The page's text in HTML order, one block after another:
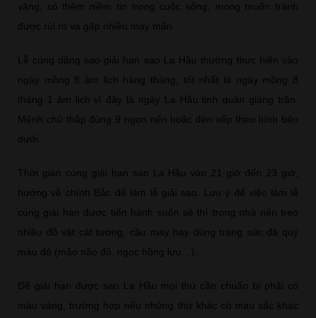
vàng, có thêm niềm tin trong cuộc sống, mong muốn tránh
được rủi ro và gặp nhiều may mắn.
Lễ cúng dâng sao giải hạn sao La Hầu thường thực hiện vào
ngày mồng 8 âm lịch hàng tháng, tốt nhất là ngày mồng 8
tháng 1 âm lịch vì đây là ngày La Hầu tinh quân giáng trần.
Mệnh chủ thắp đúng 9 ngọn nến hoặc đèn xếp theo hình bên
dưới.
Thời gian cúng giải hạn sao La Hầu vào 21 giờ đến 23 giờ,
hướng về chính Bắc để làm lễ giải sao. Lưu ý để việc làm lễ
cúng giải hạn được tiến hành suôn sẻ thì trong nhà nên treo
nhiều đồ vật cát tường, cầu may hay dùng trang sức đá quý
màu đỏ (mão não đỏ, ngọc hồng lưu…).
Để giải hạn được sao La Hầu mọi thứ cần chuẩn bị phải có
màu vàng, trường hợp nếu những thứ khác có màu sắc khác